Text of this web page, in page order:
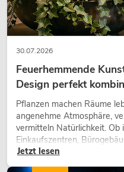
30.07.2026
Feuerhemmende
Design perfekt
Pflanzen machen Räume
angenehme Atmosphäre,
vermitteln Natürlichkeit. Ob
Einkaufszentren,
eine hochwertige
Jetzt lesen